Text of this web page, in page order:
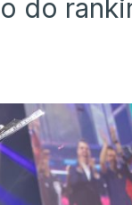
do